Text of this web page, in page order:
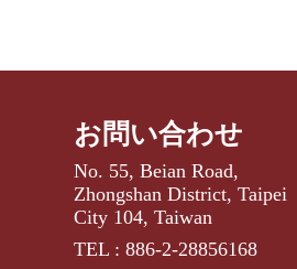
お問い合わせ
No. 55, Beian Road,
Zhongshan District, Taipei
City 104, Taiwan
TEL : 886-2-28856168